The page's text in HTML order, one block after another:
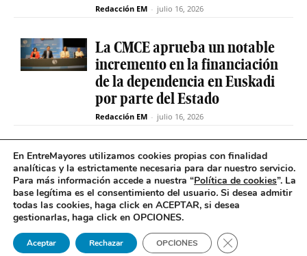
Redacción EM - julio 16, 2026
La CMCE aprueba un notable
incremento en la financiación
de la dependencia en Euskadi
por parte del Estado
Redacción EM - julio 16, 2026
El servicio de teleasistencia
betiON prueba un nuevo
sistema de mensajes de voz
para avisos excepcionales
En EntreMayores utilizamos cookies propias con finalidad
analíticas y la estrictamente necesaria para dar nuestro servicio.
Para más información accede a nuestra “Política de cookies”. La
base legítima es el consentimiento del usuario. Si desea admitir
todas las cookies, haga click en ACEPTAR, si desea
gestionarlas, haga click en OPCIONES.
Aceptar Rechazar OPCIONES Cerrar el banner